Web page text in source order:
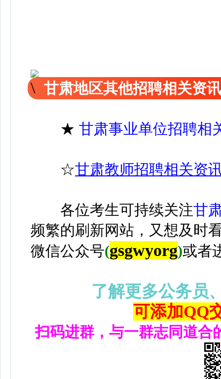
甘肃地区其他招聘相关资
★ 甘肃事业单位招聘相
☆甘肃教师招聘相关资
各位考生可持续关注甘
频繁的刷新网站，又想及时
微信公众号(gsgwyorg)或者
了解更多公务员
可添加QQ
扫码进群，与一群志同道合